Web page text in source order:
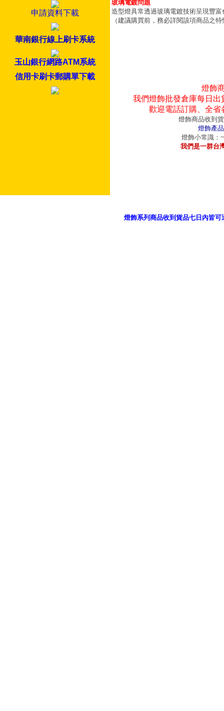
申請資料下載
華南銀行線上刷卡系統
玉山銀行網路ATM系統
信用卡刷卡郵購單下載
玻璃電鍍問題
造型燈具常透過玻璃電鍍技術呈現豐
（建議購買前，務必詳閱該項商品之
燈飾
我們燈飾批發倉庫每日
歡迎電話訂購、全
燈飾商品收到
燈飾產
燈飾小常識：
我們是一群台
燈飾系列商品收到貨品七日內皆